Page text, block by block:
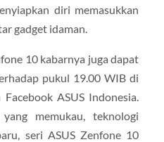
diri memasukkan
gadget idaman.
10 kabarnya juga dapat
pukul 19.00 WIB di
ASUS Indonesia.
memukau, teknologi
seri ASUS Zenfone 10